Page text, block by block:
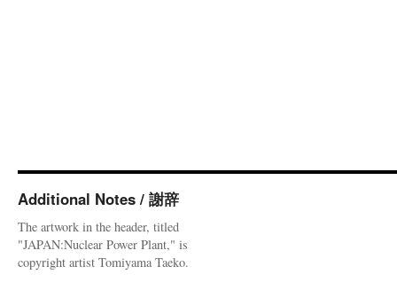
Additional Notes / 謝辞
The artwork in the header, titled
"JAPAN:Nuclear Power Plant," is
copyright artist Tomiyama Taeko.